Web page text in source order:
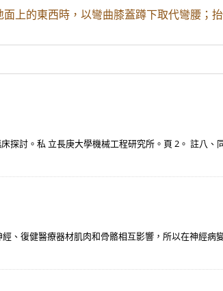
面上的東西時，以彎曲膝蓋蹲下取代彎腰；
探討。私 立長庚大學機械工程研究所。頁 2。 註八、
、復健醫療器材肌肉和骨骼相互影響，所以在神經病